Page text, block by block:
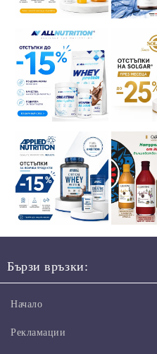
Бързи връзки:
Начало
Рекламации